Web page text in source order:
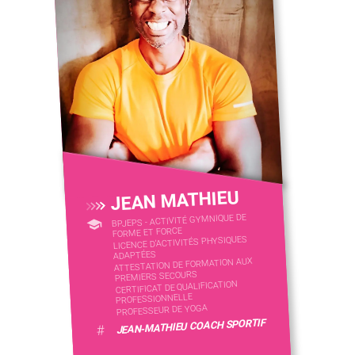
JEAN MATHIEU
BPJEPS - ACTIVITÉ GYMNIQUE DE
FORME ET FORCE
LICENCE D’ACTIVITÉS PHYSIQUES
ADAPTÉES
ATTESTATION DE FORMATION AUX
PREMIERS SECOURS
CERTIFICAT DE QUALIFICATION
PROFESSIONNELLE
PROFESSEUR DE YOGA
# JEAN-MATHIEU COACH SPORTIF